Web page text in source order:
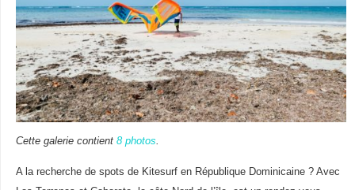
Cette galerie contient 8 photos.
A la recherche de spots de Kitesurf en République Dominicaine ? Avec